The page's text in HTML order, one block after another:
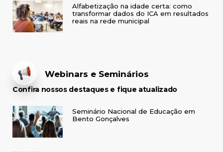
Alfabetização na idade certa: como
transformar dados do ICA em resultados
reais na rede municipal
Webinars e Seminários
Confira nossos destaques e fique atualizado
Seminário Nacional de Educação em
Bento Gonçalves